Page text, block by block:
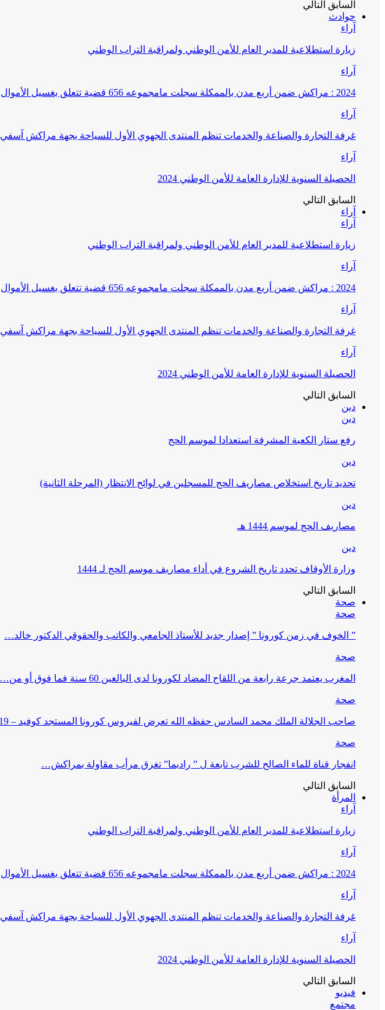
السابق التالي
حوادث
آراء
زيارة استطلاعية للمدير العام للأمن الوطني ولمراقبة التراب الوطني
آراء
2024 : مراكش ضمن أربع مدن بالممكلة سجلت مامجموعه 656 قضية تتعلق بغسيل الأموال
آراء
غرفة التجارة والصناعة والخدمات تنظم المنتدى الجهوي الأول للسياحة بجهة مراكش آسفي
آراء
الحصيلة السنوية للإدارة العامة للأمن الوطني 2024
السابق التالي
آراء
آراء
زيارة استطلاعية للمدير العام للأمن الوطني ولمراقبة التراب الوطني
آراء
2024 : مراكش ضمن أربع مدن بالممكلة سجلت مامجموعه 656 قضية تتعلق بغسيل الأموال
آراء
غرفة التجارة والصناعة والخدمات تنظم المنتدى الجهوي الأول للسياحة بجهة مراكش آسفي
آراء
الحصيلة السنوية للإدارة العامة للأمن الوطني 2024
السابق التالي
دين
دين
رفع ستار الكعبة المشرفة استعدادا لموسم الحج
دين
تحديد تاريخ استخلاص مصاريف الحج للمسجلين في لوائح الانتظار (المرحلة الثانية)
دين
مصاريف الحج لموسم 1444 هـ
دين
وزارة الأوقاف تحدد تاريخ الشروع في أداء مصاريف موسم الحج لـ 1444
السابق التالي
صحة
صحة
” الخوف في زمن كورونا ” إصدار جديد للأستاذ الجامعي والكاتب والحقوقي الدكتور خالد…
صحة
المغرب يعتمد جرعة رابعة من اللقاح المضاد لكورونا لدى البالغين 60 سنة فما فوق أو من…
صحة
صاحب الجلالة الملك محمد السادس حفظه الله تعرض لفيروس كورونا المستجد كوفيد – 19 ، بدون…
صحة
انفجار قناة للماء الصالح للشرب تابعة ل ” راديما” تغرق مرأب مقاولة بمراكش…
السابق التالي
المرأة
آراء
زيارة استطلاعية للمدير العام للأمن الوطني ولمراقبة التراب الوطني
آراء
2024 : مراكش ضمن أربع مدن بالممكلة سجلت مامجموعه 656 قضية تتعلق بغسيل الأموال
آراء
غرفة التجارة والصناعة والخدمات تنظم المنتدى الجهوي الأول للسياحة بجهة مراكش آسفي
آراء
الحصيلة السنوية للإدارة العامة للأمن الوطني 2024
السابق التالي
فيديو
مجتمع